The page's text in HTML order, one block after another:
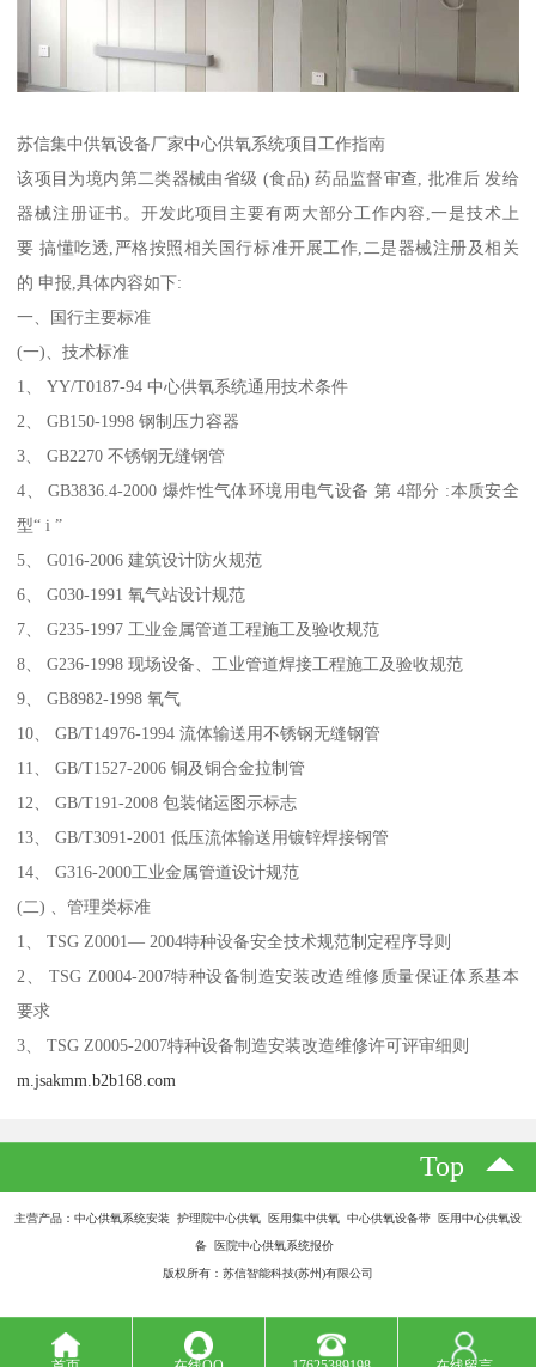
苏信集中供氧设备厂家中心供氧系统项目工作指南
该项目为境内第二类器械由省级 (食品) 药品监督审查, 批准后 发给
器械注册证书。开发此项目主要有两大部分工作内容,一是技术上
要 搞懂吃透,严格按照相关国行标准开展工作,二是器械注册及相关
的 申报,具体内容如下:
一、国行主要标准
(一)、技术标准
1、 YY/T0187-94 中心供氧系统通用技术条件
2、 GB150-1998 钢制压力容器
3、 GB2270 不锈钢无缝钢管
4、 GB3836.4-2000 爆炸性气体环境用电气设备 第 4部分 :本质安全
型“ i ”
5、 G016-2006 建筑设计防火规范
6、 G030-1991 氧气站设计规范
7、 G235-1997 工业金属管道工程施工及验收规范
8、 G236-1998 现场设备、工业管道焊接工程施工及验收规范
9、 GB8982-1998 氧气
10、 GB/T14976-1994 流体输送用不锈钢无缝钢管
11、 GB/T1527-2006 铜及铜合金拉制管
12、 GB/T191-2008 包装储运图示标志
13、 GB/T3091-2001 低压流体输送用镀锌焊接钢管
14、 G316-2000工业金属管道设计规范
(二) 、管理类标准
1、 TSG Z0001— 2004特种设备安全技术规范制定程序导则
2、 TSG Z0004-2007特种设备制造安装改造维修质量保证体系基本
要求
3、 TSG Z0005-2007特种设备制造安装改造维修许可评审细则
m.jsakmm.b2b168.com
Top
主营产品：中心供氧系统安装 护理院中心供氧 医用集中供氧 中心供氧设备带 医用中心供氧设
备 医院中心供氧系统报价
版权所有：苏信智能科技(苏州)有限公司